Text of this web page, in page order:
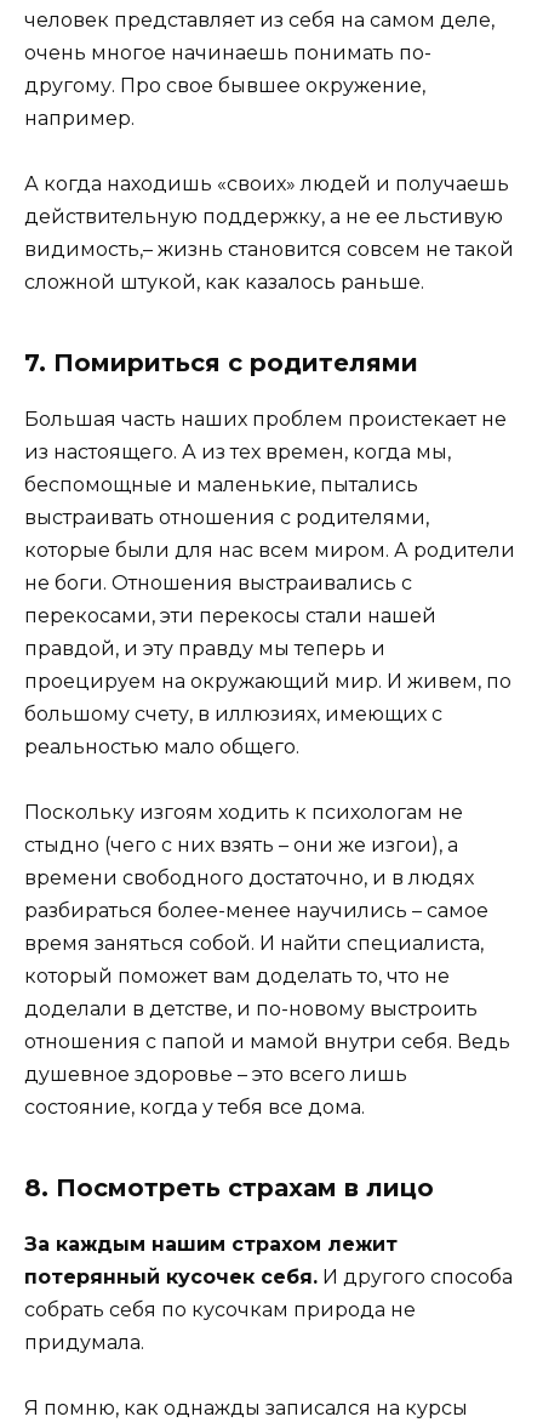
человек представляет из себя на самом деле,
очень многое начинаешь понимать по-
другому. Про свое бывшее окружение,
например.
А когда находишь «своих» людей и получаешь
действительную поддержку, а не ее льстивую
видимость,– жизнь становится совсем не такой
сложной штукой, как казалось раньше.
7. Помириться с родителями
Большая часть наших проблем проистекает не
из настоящего. А из тех времен, когда мы,
беспомощные и маленькие, пытались
выстраивать отношения с родителями,
которые были для нас всем миром. А родители
не боги. Отношения выстраивались с
перекосами, эти перекосы стали нашей
правдой, и эту правду мы теперь и
проецируем на окружающий мир. И живем, по
большому счету, в иллюзиях, имеющих с
реальностью мало общего.
Поскольку изгоям ходить к психологам не
стыдно (чего с них взять – они же изгои), а
времени свободного достаточно, и в людях
разбираться более-менее научились – самое
время заняться собой. И найти специалиста,
который поможет вам доделать то, что не
доделали в детстве, и по-новому выстроить
отношения с папой и мамой внутри себя. Ведь
душевное здоровье – это всего лишь
состояние, когда у тебя все дома.
8. Посмотреть страхам в лицо
За каждым нашим страхом лежит
потерянный кусочек себя. И другого способа
собрать себя по кусочкам природа не
придумала.
Я помню, как однажды записался на курсы